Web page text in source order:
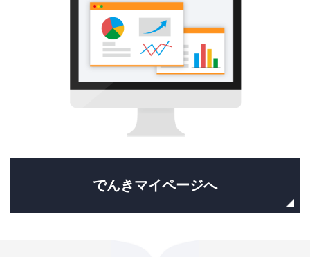
でんきマイページへ